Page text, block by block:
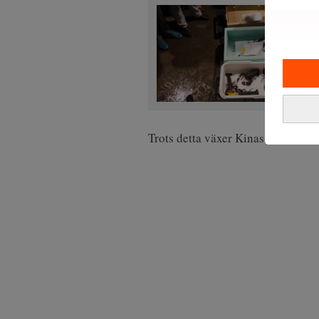
Trots detta växer Kinas